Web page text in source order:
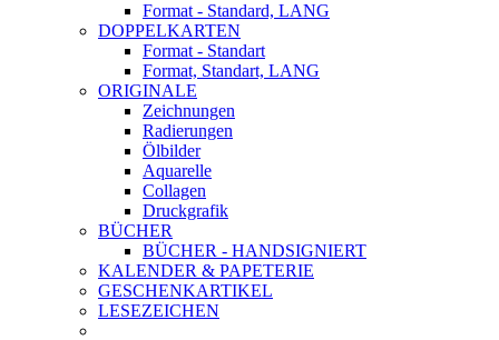
Format - Standard, LANG
DOPPELKARTEN
Format - Standart
Format, Standart, LANG
ORIGINALE
Zeichnungen
Radierungen
Ölbilder
Aquarelle
Collagen
Druckgrafik
BÜCHER
BÜCHER - HANDSIGNIERT
KALENDER & PAPETERIE
GESCHENKARTIKEL
LESEZEICHEN